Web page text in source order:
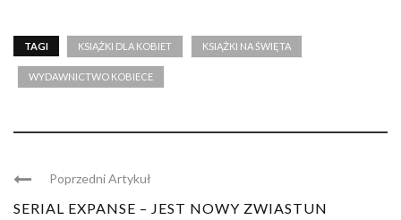
TAGI KSIĄŻKI DLA KOBIET KSIĄŻKI NA ŚWIĘTA
WYDAWNICTWO KOBIECE
Poprzedni Artykuł
SERIAL EXPANSE – JEST NOWY ZWIASTUN